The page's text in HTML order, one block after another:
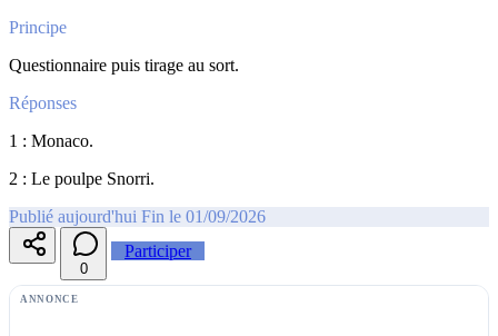
Principe
Questionnaire puis tirage au sort.
Réponses
1 : Monaco.
2 : Le poulpe Snorri.
Publié aujourd'hui Fin le 01/09/2026
0
Participer
ANNONCE